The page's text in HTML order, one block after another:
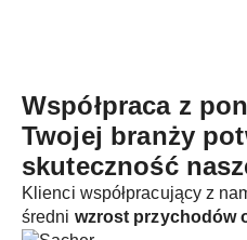
Współpraca z
Twojej branży
skuteczność
Klienci współpracujący z
średni wzrost przychodów